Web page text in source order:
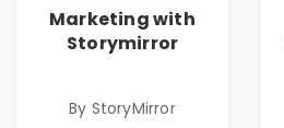
Marketing with
Storymirror
By StoryMirror